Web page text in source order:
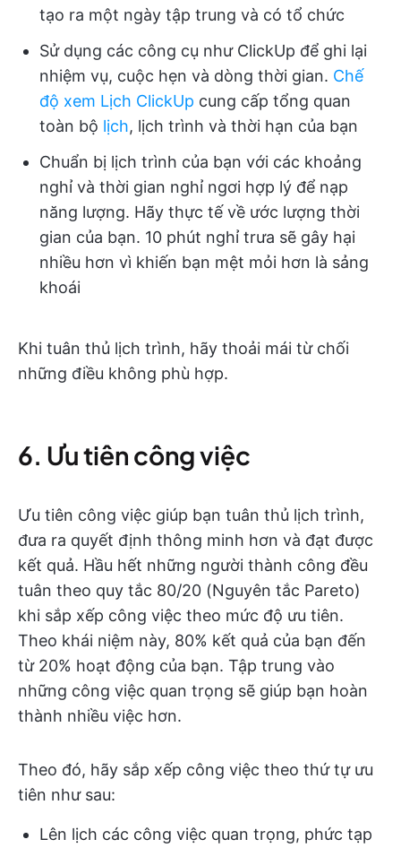
tạo ra một ngày tập trung và có tổ chức
Sử dụng các công cụ như ClickUp để ghi lại
nhiệm vụ, cuộc hẹn và dòng thời gian. Chế
độ xem Lịch ClickUp cung cấp tổng quan
toàn bộ lịch, lịch trình và thời hạn của bạn
Chuẩn bị lịch trình của bạn với các khoảng
nghỉ và thời gian nghỉ ngơi hợp lý để nạp
năng lượng. Hãy thực tế về ước lượng thời
gian của bạn. 10 phút nghỉ trưa sẽ gây hại
nhiều hơn vì khiến bạn mệt mỏi hơn là sảng
khoái
Khi tuân thủ lịch trình, hãy thoải mái từ chối
những điều không phù hợp.
6. Ưu tiên công việc
Ưu tiên công việc giúp bạn tuân thủ lịch trình,
đưa ra quyết định thông minh hơn và đạt được
kết quả. Hầu hết những người thành công đều
tuân theo quy tắc 80/20 (Nguyên tắc Pareto)
khi sắp xếp công việc theo mức độ ưu tiên.
Theo khái niệm này, 80% kết quả của bạn đến
từ 20% hoạt động của bạn. Tập trung vào
những công việc quan trọng sẽ giúp bạn hoàn
thành nhiều việc hơn.
Theo đó, hãy sắp xếp công việc theo thứ tự ưu
tiên như sau:
Lên lịch các công việc quan trọng, phức tạp